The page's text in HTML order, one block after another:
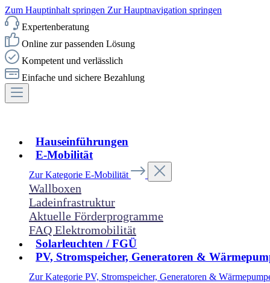
Zum Hauptinhalt springen Zur Hauptnavigation springen
Expertenberatung
Online zur passenden Lösung
Kompetent und verlässlich
Einfache und sichere Bezahlung
Hauseinführungen
E-Mobilität
Zur Kategorie E-Mobilität
Wallboxen
Ladeinfrastruktur
Aktuelle Förderprogramme
FAQ Elektromobilität
Solarleuchten / FGÜ
PV, Stromspeicher, Generatoren &
Zur Kategorie PV, Stromspeicher, Generatoren &